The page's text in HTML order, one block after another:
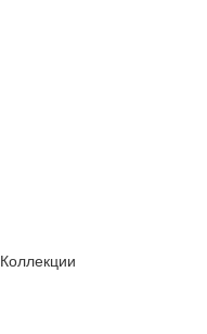
Коллекции